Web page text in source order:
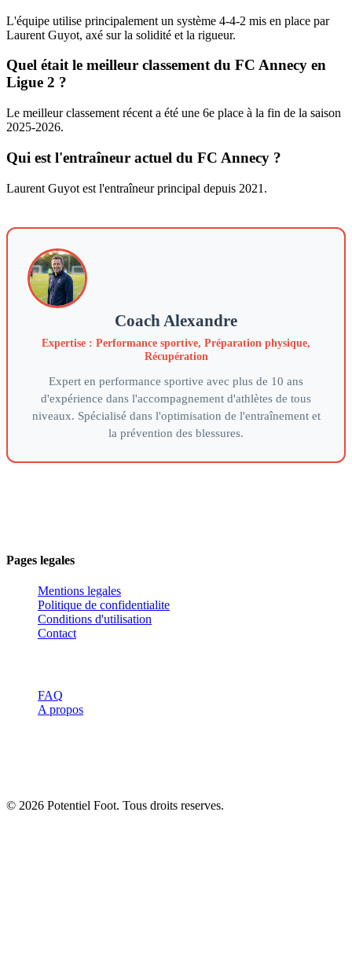
L'équipe utilise principalement un système 4-4-2 mis en place par
Laurent Guyot, axé sur la solidité et la rigueur.
Quel était le meilleur classement du FC Annecy en
Ligue 2 ?
Le meilleur classement récent a été une 6e place à la fin de la saison
2025-2026.
Qui est l'entraîneur actuel du FC Annecy ?
Laurent Guyot est l'entraîneur principal depuis 2021.
Coach Alexandre
Expertise : Performance sportive, Préparation physique,
Récupération
Expert en performance sportive avec plus de 10 ans
d'expérience dans l'accompagnement d'athlètes de tous
niveaux. Spécialisé dans l'optimisation de l'entraînement et
la prévention des blessures.
Pages legales
Mentions legales
Politique de confidentialite
Conditions d'utilisation
Contact
FAQ
A propos
© 2026 Potentiel Foot. Tous droits reserves.